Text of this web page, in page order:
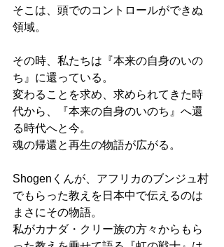
そこは、頭でのコントロールができぬ
領域。
その時、私たちは『本来の自身のいの
ち』に還っている。
変わることを求め、求められてきた時
代から、『本来の自身のいのち』へ還
る時代へと今。
魂の帰還と再生の物語が広がる。
Shogenくんが、アフリカのブンジュ村
でもらった教えを日本中で伝えるのは
まさにその物語。
私がカナダ・クリー族の方々からもら